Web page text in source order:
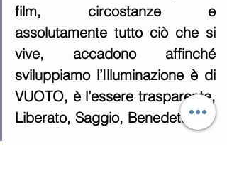
film, circostanze e
assolutamente tutto ciò che si
vive, accadono affinché
sviluppiamo l’Illuminazione è di
VUOTO, è l’essere trasparente,
Liberato, Saggio, Benedetto.